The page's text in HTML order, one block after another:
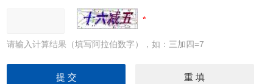
请输入计算结果（填写阿拉伯数字），如：三加四=7